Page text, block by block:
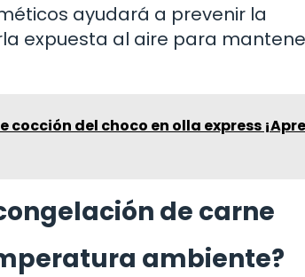
ayudará a prevenir la
expuesta al aire para
cocción del choco en olla express
de carne
ambiente?